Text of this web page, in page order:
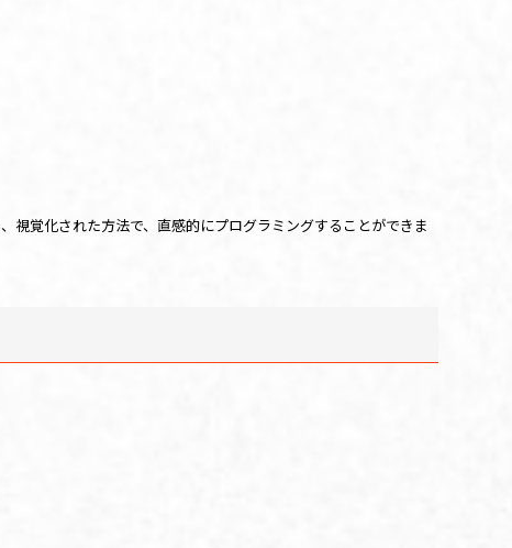
、視覚化された方法で、直感的にプログラミングすることができま